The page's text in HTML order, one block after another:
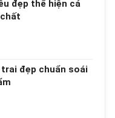
đẹp thể hiện cá
trai đẹp chuẩn soái